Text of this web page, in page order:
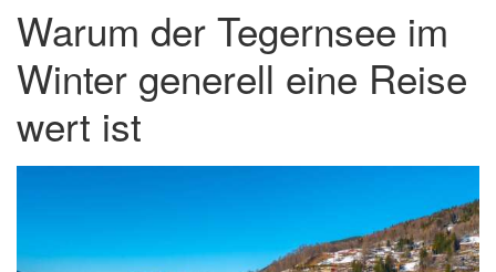
Warum der Tegernsee im
Winter generell eine Reise
wert ist